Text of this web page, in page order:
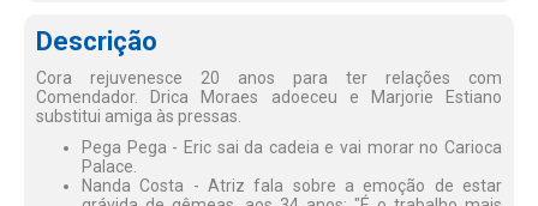
Descrição
Cora rejuvenesce 20 anos para ter relações com
Comendador. Drica Moraes adoeceu e Marjorie Estiano
substitui amiga às pressas.
Pega Pega - Eric sai da cadeia e vai morar no Carioca
Palace.
Nanda Costa - Atriz fala sobre a emoção de estar